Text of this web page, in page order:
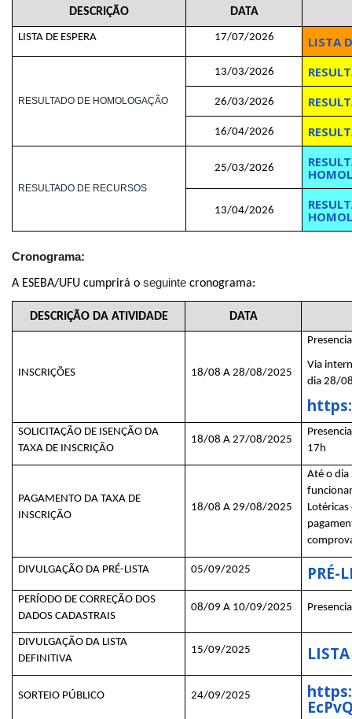
DESCRIÇÃO DATA
LISTA DE ESPERA 17/07/2026 LISTA
RESULTADO DE HOMOLOGAÇÃO
13/03/2026
26/03/2026
16/04/2026
RESULTADO DE RECURSOS
25/03/2026
13/04/2026
Cronograma:
A ESEBA/UFU cumprirá o seguinte cronograma:
DESCRIÇÃO DA ATIVIDADE DATA
INSCRIÇÕES 18/08 A 28/08/2025
Via
dia 28/
SOLICITAÇÃO DE ISENÇÃO DA
TAXA DE INSCRIÇÃO
18/08 A 27/08/2025
17h
PAGAMENTO DA TAXA DE
INSCRIÇÃO
18/08 A 29/08/2025
Até o dia
DIVULGAÇÃO DA PRÉ-LISTA 05/09/2025 PRÉ-
PERÍODO DE CORREÇÃO DOS
DADOS CADASTRAIS
08/09 A 10/09/2025
DIVULGAÇÃO DA LISTA
DEFINITIVA
15/09/2025
SORTEIO PÚBLICO 24/09/2025